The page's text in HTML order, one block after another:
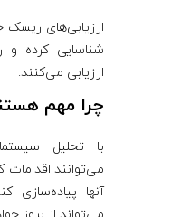
ارزیابی‌های ریسک
شناسایی کرده و
ارزیابی می‌کنند.
چرا مهم
با تحلیل
می‌توانند
آنها پیاده‌سازی